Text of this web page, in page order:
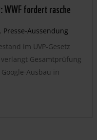
WWF fordert rasche
, Presse-Aussendung
im UVP-Gesetz
Gesamtprüfung
Ausbau in